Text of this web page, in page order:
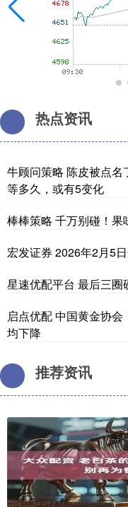
热点资讯
牛顾问策略 陈皮被点
等多久，或有5变化
棒棒策略 千万别碰！果
宏发证券 2026年2月5
星速优配平台 最后三圈
启点优配 中国黄金协
均下降
推荐资讯